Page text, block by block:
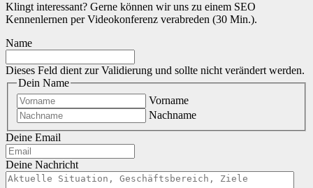
Klingt interessant? Gerne können wir uns zu einem SEO
Kennenlernen per Videokonferenz verabreden (30 Min.).
Name
Dieses Feld dient zur Validierung und sollte nicht verändert werden.
Dein Name
Vorname
Nachname
Deine Email
Deine Nachricht